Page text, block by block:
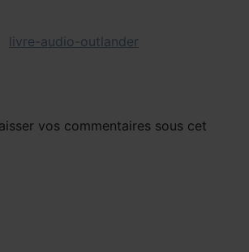
vos commentaires sous cet